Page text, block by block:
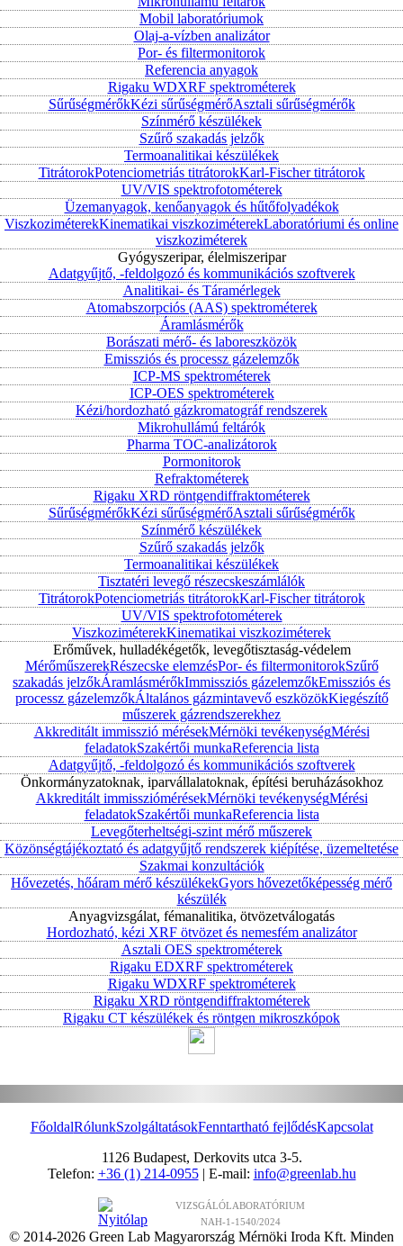
Mobil laboratóriumok
Olaj-a-vízben analizátor
Por- és filtermonitorok
Referencia anyagok
Rigaku WDXRF spektrométerek
SűrűségmérőkKézi sűrűségmérőAsztali sűrűségmérők
Színmérő készülékek
Szűrő szakadás jelzők
Termoanalitikai készülékek
TitrátorokPotenciometriás titrátorokKarl-Fischer titrátorok
UV/VIS spektrofotométerek
Üzemanyagok, kenőanyagok és hűtőfolyadékok
ViszkoziméterekKinematikai viszkoziméterekLaboratóriumi és online
viszkoziméterek
Gyógyszeripar, élelmiszeripar
Adatgyűjtő, -feldolgozó és kommunikációs szoftverek
Analitikai- és Táramérlegek
Atomabszorpciós (AAS) spektrométerek
Áramlásmérők
Borászati mérő- és laboreszközök
Emissziós és processz gázelemzők
ICP-MS spektrométerek
ICP-OES spektrométerek
Kézi/hordozható gázkromatográf rendszerek
Mikrohullámú feltárók
Pharma TOC-analizátorok
Pormonitorok
Refraktométerek
Rigaku XRD röntgendiffraktométerek
SűrűségmérőkKézi sűrűségmérőAsztali sűrűségmérők
Színmérő készülékek
Szűrő szakadás jelzők
Termoanalitikai készülékek
Tisztatéri levegő részecskeszámlálók
TitrátorokPotenciometriás titrátorokKarl-Fischer titrátorok
UV/VIS spektrofotométerek
ViszkoziméterekKinematikai viszkoziméterek
Erőművek, hulladékégetők, levegőtisztaság-védelem
MérőműszerekRészecske elemzésPor- és filtermonitorokSzűrő
szakadás jelzőkÁramlásmérőkImmissziós gázelemzőkEmissziós és
processz gázelemzőkÁltalános gázmintavevő eszközökKiegészítő
műszerek gázrendszerekhez
Akkreditált immisszió mérésekMérnöki tevékenységMérési
feladatokSzakértői munkaReferencia lista
Adatgyűjtő, -feldolgozó és kommunikációs szoftverek
Önkormányzatoknak, iparvállalatoknak, építési beruházásokhoz
Akkreditált immissziómérésekMérnöki tevékenységMérési
feladatokSzakértői munkaReferencia lista
Levegőterheltségi-szint mérő műszerek
Közönségtájékoztató és adatgyűjtő rendszerek kiépítése, üzemeltetése
Szakmai konzultációk
Hővezetés, hőáram mérő készülékekGyors hővezetőképesség mérő
készülék
Anyagvizsgálat, fémanalitika, ötvözetválogatás
Hordozható, kézi XRF ötvözet és nemesfém analizátor
Asztali OES spektrométerek
Rigaku EDXRF spektrométerek
Rigaku WDXRF spektrométerek
Rigaku XRD röntgendiffraktométerek
Rigaku CT készülékek és röntgen mikroszkópok
FőoldalRólunkSzolgáltatásokFenntartható fejlődésKapcsolat
1126 Budapest, Derkovits utca 3-5.
Telefon: +36 (1) 214-0955| E-mail: info@greenlab.hu
VIZSGÁLÓLABORATÓRIUM
NAH-1-1540/2024
© 2014-2026 Green Lab Magyarország Mérnöki Iroda Kft. Minden